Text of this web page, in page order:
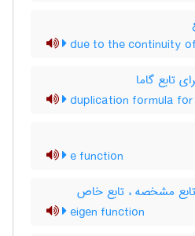
due to the continuity
تابع گاما
duplication formula
e function
تابع مشخصه ، تابع خاص
eigen function